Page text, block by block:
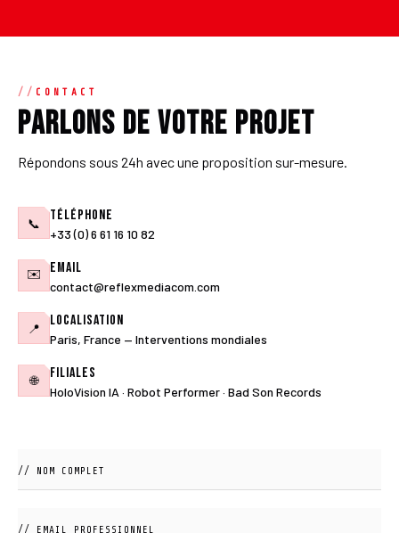
CONTACT
Parlons de votre projet
Répondons sous 24h avec une proposition sur-mesure.
📞 Téléphone
+33 (0) 6 61 16 10 82
✉️ Email
contact@reflexmediacom.com
📍 Localisation
Paris, France — Interventions mondiales
🌐 Filiales
HoloVision IA · Robot Performer · Bad Son Records